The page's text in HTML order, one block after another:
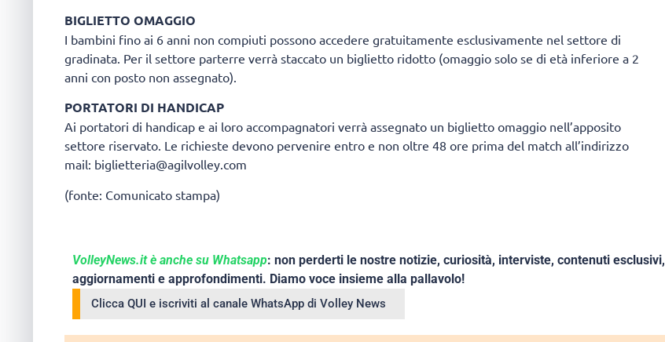
BIGLIETTO OMAGGIO
I bambini fino ai 6 anni non compiuti possono accedere gratuitamente esclusivamente nel settore di
gradinata. Per il settore parterre verrà staccato un biglietto ridotto (omaggio solo se di età inferiore a 2
anni con posto non assegnato).
PORTATORI DI HANDICAP
Ai portatori di handicap e ai loro accompagnatori verrà assegnato un biglietto omaggio nell’apposito
settore riservato. Le richieste devono pervenire entro e non oltre 48 ore prima del match all’indirizzo
mail: biglietteria@agilvolley.com
(fonte: Comunicato stampa)
VolleyNews.it è anche su Whatsapp: non perderti le nostre notizie, curiosità, interviste, contenuti esclusivi,
aggiornamenti e approfondimenti. Diamo voce insieme alla pallavolo!
Clicca QUI e iscriviti al canale WhatsApp di Volley News